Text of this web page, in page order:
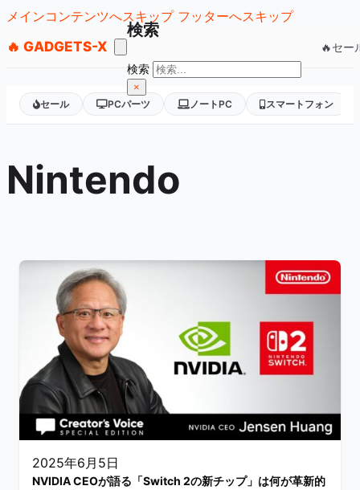
メインコンテンツへスキップ フッターへスキップ
🔥 GADGETS-X
🔥セー
検索
検索
×
セール
PCパーツ ノートPC スマートフォン
Nintendo
2025年6月5日
NVIDIA CEOが語る「Switch 2の新チップ」は何が革新的